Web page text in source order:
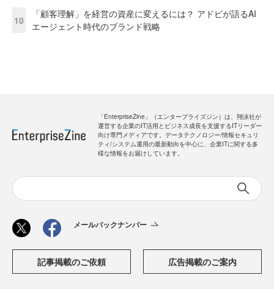
10
「顧客理解」を経営の資産に変えるには？ アドビが語るAI
エージェント時代のブランド戦略
「EnterpriseZine」（エンタープライズジン）は、翔泳社が
運営する企業のIT活用とビジネス成長を支援するITリーダー
向け専門メディアです。データテクノロジー/情報セキュリ
ティ/システム運用の最新動向を中心に、企業ITに関する多
様な情報をお届けしています。
メールバックナンバー
記事掲載のご依頼 広告掲載のご案内